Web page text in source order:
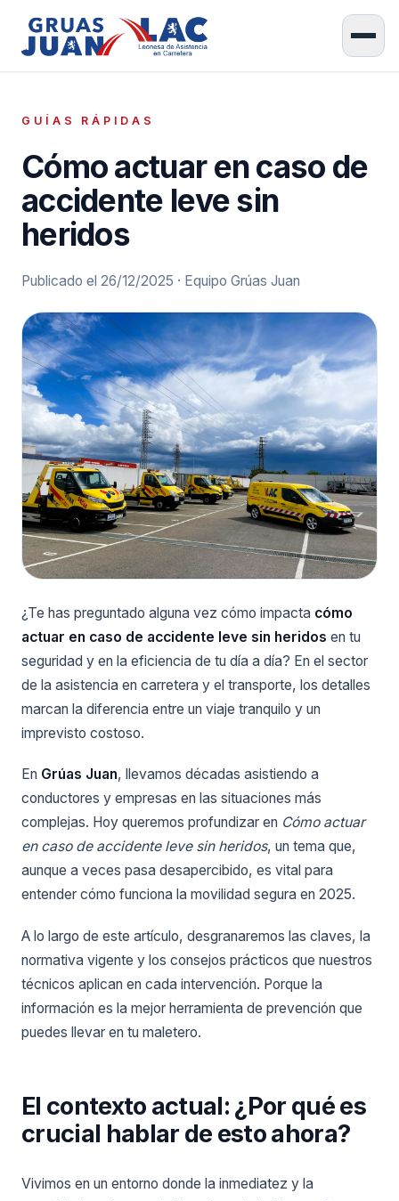
GUÍAS RÁPIDAS
Cómo actuar en caso de
accidente leve sin
heridos
Publicado el 26/12/2025 · Equipo Grúas Juan
¿Te has preguntado alguna vez cómo impacta cómo
actuar en caso de accidente leve sin heridos en tu
seguridad y en la eficiencia de tu día a día? En el sector
de la asistencia en carretera y el transporte, los detalles
marcan la diferencia entre un viaje tranquilo y un
imprevisto costoso.
En Grúas Juan, llevamos décadas asistiendo a
conductores y empresas en las situaciones más
complejas. Hoy queremos profundizar en Cómo actuar
en caso de accidente leve sin heridos, un tema que,
aunque a veces pasa desapercibido, es vital para
entender cómo funciona la movilidad segura en 2025.
A lo largo de este artículo, desgranaremos las claves, la
normativa vigente y los consejos prácticos que nuestros
técnicos aplican en cada intervención. Porque la
información es la mejor herramienta de prevención que
puedes llevar en tu maletero.
El contexto actual: ¿Por qué es
crucial hablar de esto ahora?
Vivimos en un entorno donde la inmediatez y la